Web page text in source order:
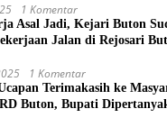
1 Komentar
Asal Jadi, Kejari Buton
Jalan di Rejosari
1 Komentar
Terimakasih ke
Buton, Bupati